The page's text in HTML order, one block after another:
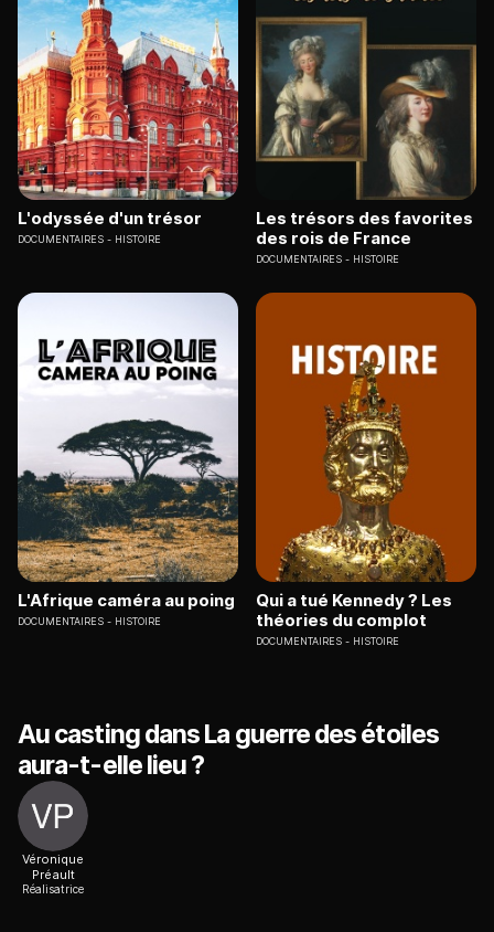
L'odyssée d'un trésor
DOCUMENTAIRES HISTOIRE
Les trésors des favorites
des rois de France
DOCUMENTAIRES HISTOIRE
L'Afrique caméra au poing
DOCUMENTAIRES HISTOIRE
Qui a tué Kennedy ? Les
théories du complot
DOCUMENTAIRES HISTOIRE
Au casting dans La guerre des étoiles
aura-t-elle lieu ?
Véronique
Préault
Réalisatrice